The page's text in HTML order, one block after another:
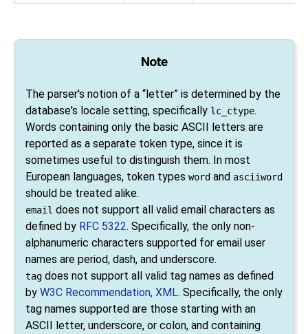
Note
The parser's notion of a “letter” is determined by the
database's locale setting, specifically lc_ctype.
Words containing only the basic ASCII letters are
reported as a separate token type, since it is
sometimes useful to distinguish them. In most
European languages, token types word and asciiword
should be treated alike.
email does not support all valid email characters as
defined by RFC 5322. Specifically, the only non-
alphanumeric characters supported for email user
names are period, dash, and underscore.
tag does not support all valid tag names as defined
by W3C Recommendation, XML. Specifically, the only
tag names supported are those starting with an
ASCII letter, underscore, or colon, and containing